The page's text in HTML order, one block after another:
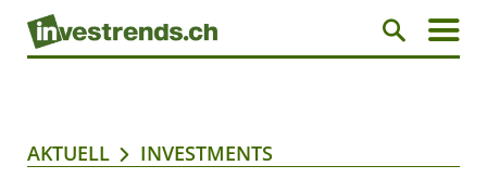
AKTUELL INVESTMENTS